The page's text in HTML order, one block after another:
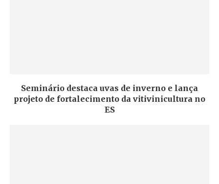
Seminário destaca uvas de inverno e lança
projeto de fortalecimento da vitivinicultura no
ES